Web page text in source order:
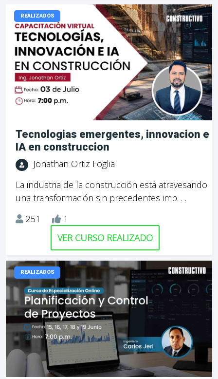
REALIZADOS
Tecnologias emergentes, innovacion e
IA en construccion
Jonathan Ortiz Foglia
La industria de la construcción está atravesando
una transformación sin precedentes imp. . .
251
1
VER CURSO REALIZADO
REALIZADOS